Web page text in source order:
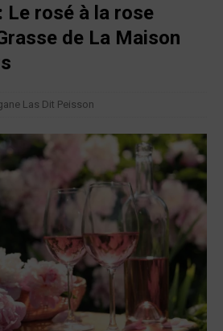
Le rosé à la rose
de La Maison
Las Dit Peisson